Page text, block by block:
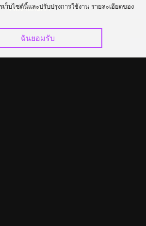
ร่วมงานกับเรา
เว็บไซต์นี้และปรับปรุงการใช้งาน รายละเอียดของ
ฉันยอมรับ